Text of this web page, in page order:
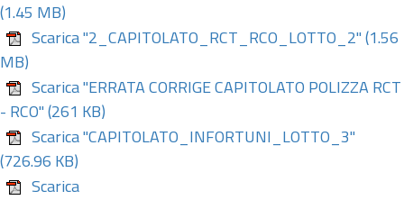
(1.45 MB)
Scarica "2_CAPITOLATO_RCT_RCO_LOTTO_2" (1.56
MB)
Scarica "ERRATA CORRIGE CAPITOLATO POLIZZA RCT
- RCO" (261 KB)
Scarica "CAPITOLATO_INFORTUNI_LOTTO_3"
(726.96 KB)
Scarica